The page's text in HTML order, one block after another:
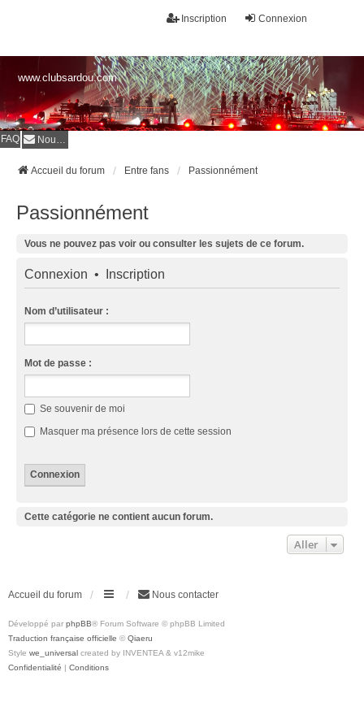
Connexion
Inscription
www.clubsardou.com
FAQ Nous contacter
Accueil du forum Entre fans Passionnément
Passionnément
Vous ne pouvez pas voir ou consulter les sujets de ce forum.
Connexion • Inscription
Nom d’utilisateur :
Mot de passe :
Se souvenir de moi
Masquer ma présence lors de cette session
Cette catégorie ne contient aucun forum.
Aller
Accueil du forum Nous contacter
Développé par phpBB® Forum Software © phpBB Limited
Traduction française officielle © Qiaeru
Style we_universal created by INVENTEA & v12mike
Confidentialité | Conditions